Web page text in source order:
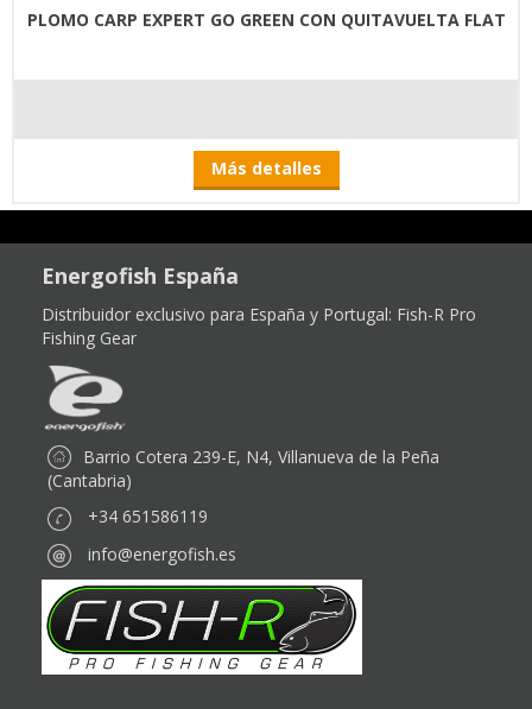
PLOMO CARP EXPERT GO GREEN CON QUITAVUELTA FLAT
Más detalles
Energofish España
Distribuidor exclusivo para España y Portugal: Fish-R Pro
Fishing Gear
Barrio Cotera 239-E, N4, Villanueva de la Peña
(Cantabria)
+34 651586119
info@energofish.es